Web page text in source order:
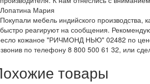
Лопатина Мария
Покупали мебель индийского
быстро реагируют на сообщения.
кожаное "РИЧМОНД НЬЮ" 02482 по
по телефону 8 800 500 61 32, или
товары